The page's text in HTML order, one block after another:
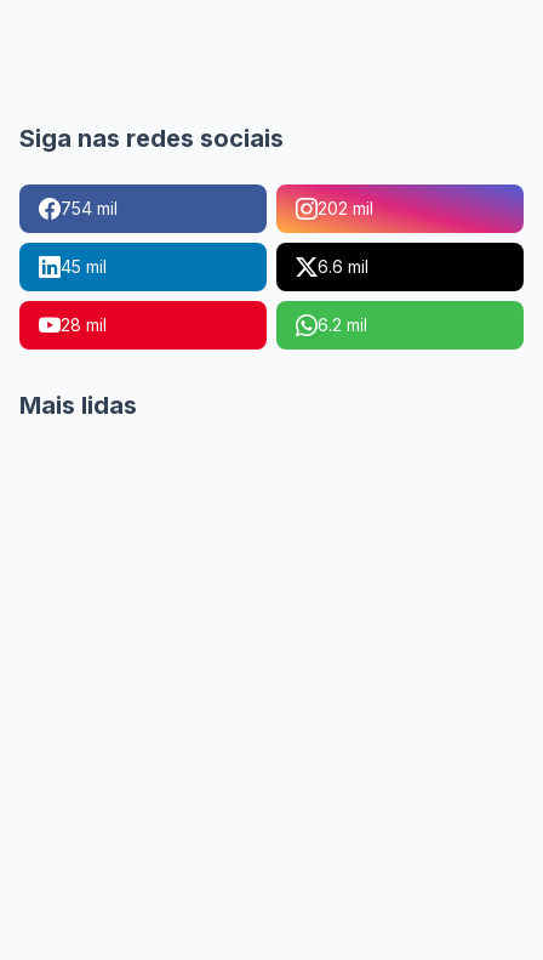
Siga nas redes sociais
754 mil 202 mil
45 mil 6.6 mil
28 mil 6.2 mil
Mais lidas